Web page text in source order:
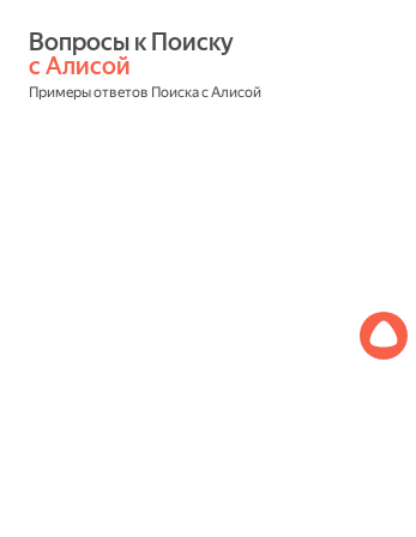
с Алисой
Примеры ответов Поиска с Алисой